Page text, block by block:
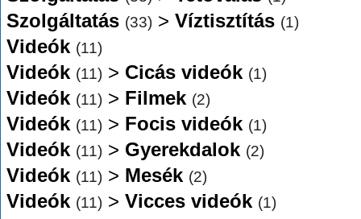
Szolgáltatás (33) > Víztisztítás (1)
Videók (11)
Videók (11) > Cicás videók (1)
Videók (11) > Filmek (2)
Videók (11) > Focis videók (1)
Videók (11) > Gyerekdalok (2)
Videók (11) > Mesék (2)
Videók (11) > Vicces videók (1)